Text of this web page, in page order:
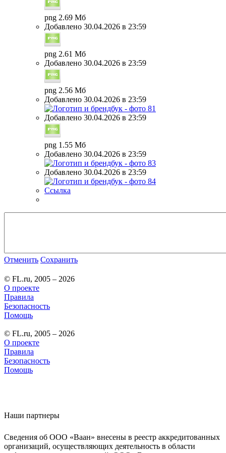
png 2.69 Мб
Добавлено 30.04.2026 в 23:59
png 2.61 Мб
Добавлено 30.04.2026 в 23:59
png 2.56 Мб
Добавлено 30.04.2026 в 23:59
Добавлено 30.04.2026 в 23:59
png 1.55 Мб
Добавлено 30.04.2026 в 23:59
Добавлено 30.04.2026 в 23:59
Ссылка
Отменить Сохранить
© FL.ru, 2005 – 2026
О проекте
Правила
Безопасность
Помощь
© FL.ru, 2005 – 2026
О проекте
Правила
Безопасность
Помощь
Наши партнеры
Сведения об ООО «Ваан» внесены в реестр аккредитованных
организаций, осуществляющих деятельность в области